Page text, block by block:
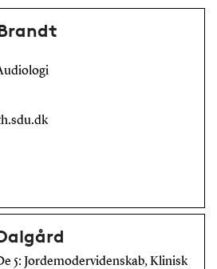
5: Jordemodervidenskab, Klinisk